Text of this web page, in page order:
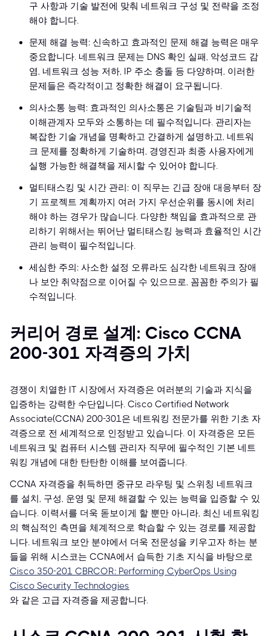
구 사항과 기술 발전에 맞춰 네트워크 구성 및 전략을 조정
해야 합니다.
문제 해결 능력: 신속하고 효과적인 문제 해결 능력은 매우
중요합니다. 네트워크 문제는 DNS 확인 실패, 악성코드 감
염, 네트워크 성능 저하, IP 주소 충돌 등 다양하며, 이러한
문제들은 즉각적이고 정확한 해결이 요구됩니다.
의사소통 능력: 효과적인 의사소통은 기술팀과 비기술적
이해관계자 모두와 소통하는 데 필수적입니다. 관리자는
복잡한 기술 개념을 명확하고 간결하게 설명하고, 네트워
크 문제를 정확하게 기술하며, 경영진과 최종 사용자에게
실행 가능한 해결책을 제시할 수 있어야 합니다.
멀티태스킹 및 시간 관리: 이 직무는 긴급 장애 대응부터 장
기 프로젝트 계획까지 여러 가지 우선순위를 동시에 처리
해야 하는 경우가 많습니다. 다양한 책임을 효과적으로 관
리하기 위해서는 뛰어난 멀티태스킹 능력과 효율적인 시간
관리 능력이 필수적입니다.
세심한 주의: 사소한 설정 오류라도 심각한 네트워크 장애
나 보안 취약점으로 이어질 수 있으므로, 꼼꼼한 주의가 필
수적입니다.
커리어 경로 설계: Cisco CCNA
200-301 자격증의 가치
경쟁이 치열한 IT 시장에서 자격증은 여러분의 기술과 지식을
입증하는 강력한 수단입니다. Cisco Certified Network
Associate(CCNA) 200-301은 네트워킹 전문가를 위한 기초 자
격증으로 전 세계적으로 인정받고 있습니다. 이 자격증은 모든
네트워크 및 컴퓨터 시스템 관리자 직무에 필수적인 기본 네트
워킹 개념에 대한 탄탄한 이해를 보여줍니다.
CCNA 자격증을 취득하면 중규모 라우팅 및 스위칭 네트워크
를 설치, 구성, 운영 및 문제 해결할 수 있는 능력을 입증할 수 있
습니다. 이력서를 더욱 돋보이게 할 뿐만 아니라, 최신 네트워킹
의 핵심적인 측면을 체계적으로 학습할 수 있는 경로를 제공합
니다. 네트워크 보안 분야에서 더욱 전문성을 키우고자 하는 분
들을 위해 시스코는 CCNA에서 습득한 기초 지식을 바탕으로
Cisco 350-201 CBRCOR: Performing CyberOps Using
Cisco Security Technologies
와 같은 고급 자격증을 제공합니다.